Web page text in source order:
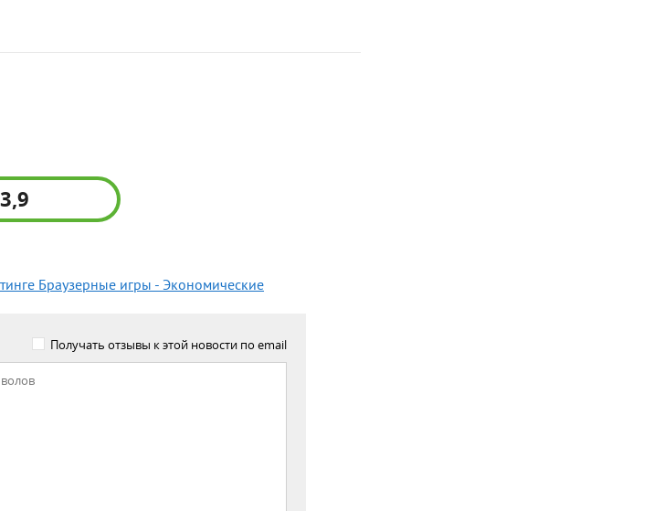
3,9
Браузерные игры - Экономические
Получать отзывы к этой новости по email